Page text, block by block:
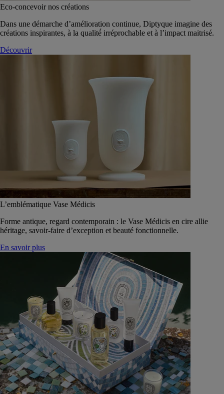
Eco-concevoir nos créations
Dans une démarche d’amélioration continue, Diptyque imagine des
créations inspirantes, à la qualité́ irréprochable et à l’impact maitrisé.
Découvrir
L’emblématique Vase Médicis
Forme antique, regard contemporain : le Vase Médicis en cire allie
héritage, savoir-faire d’exception et beauté fonctionnelle.
En savoir plus